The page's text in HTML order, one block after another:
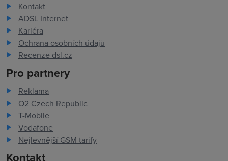
Kontakt
ADSL Internet
Kariéra
Ochrana osobních údajů
Recenze dsl.cz
Pro partnery
Reklama
O2 Czech Republic
T-Mobile
Vodafone
Nejlevnější GSM tarify
Kontakt